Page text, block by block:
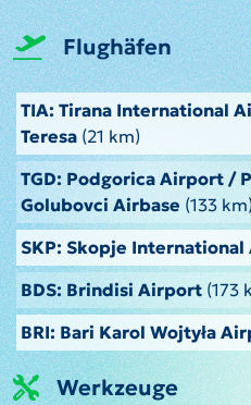
Flughäfen
TIA: Tirana International
Teresa (21 km)
TGD: Podgorica Airport /
Golubovci Airbase (133
SKP: Skopje
BDS: Brindisi Airport(173
BRI: Bari Karol Wojtyła
Werkzeuge